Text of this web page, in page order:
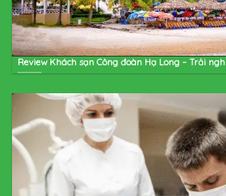
Review Khách sạn Công đoàn Hạ Long – Trải